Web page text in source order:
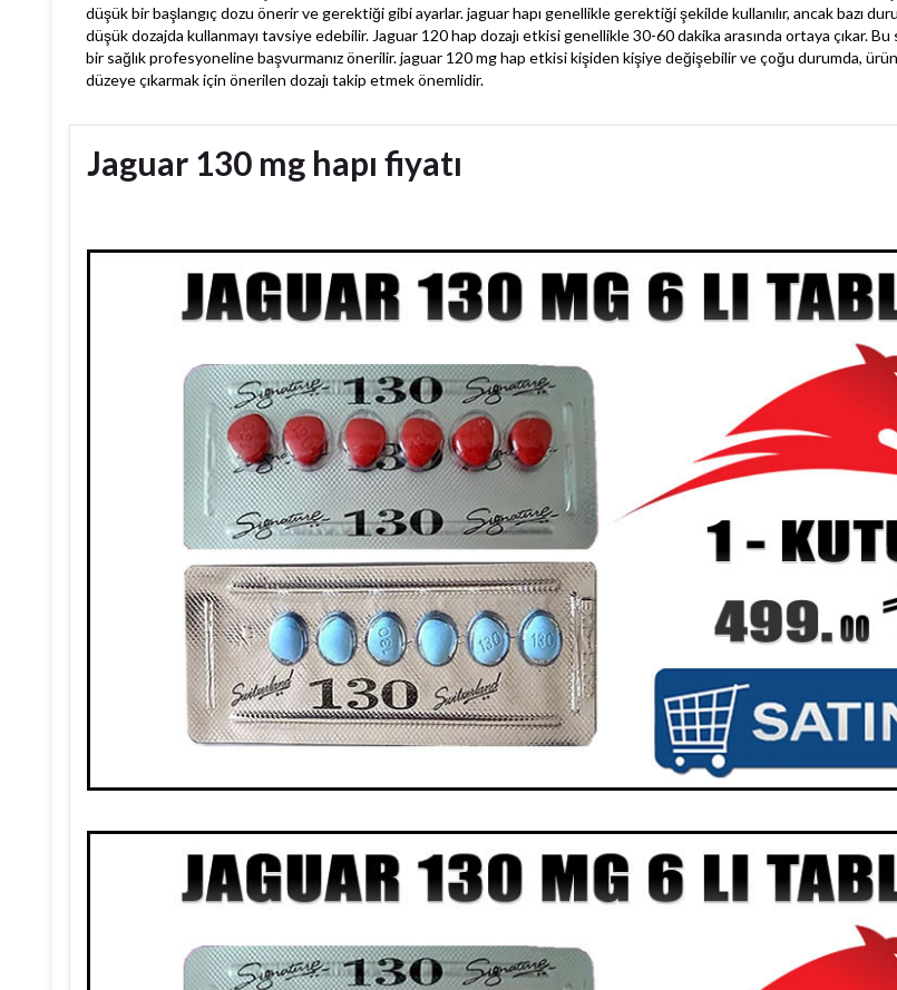
düşük bir başlangıç dozu önerir ve gerektiği gibi ayarlar. jaguar hapı genellikle gerektiği şekilde kullanılır, ancak bazı
düşük dozajda kullanmayı tavsiye edebilir. Jaguar 120 hap dozajı etkisi genellikle 30-60 dakika arasında ortaya çıkar.
bir sağlık profesyoneline başvurmanız önerilir. jaguar 120 mg hap etkisi kişiden kişiye değişebilir ve çoğu durumda,
düzeye çıkarmak için önerilen dozajı takip etmek önemlidir.
Jaguar 130 mg hapı fiyatı